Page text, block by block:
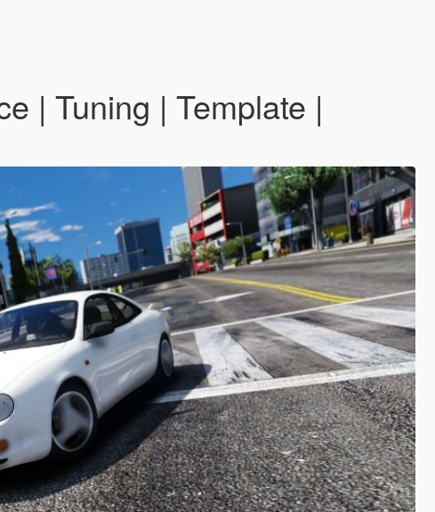
| Tuning | Template |